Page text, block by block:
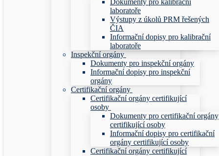
Dokumenty pro kalibrační
laboratoře
Výstupy z úkolů PRM řešených
ČIA
Informační dopisy pro kalibrační
laboratoře
Inspekční orgány
Dokumenty pro inspekční orgány
Informační dopisy pro inspekční
orgány
Certifikační orgány
Certifikační orgány certifikující
osoby
Dokumenty pro certifikační orgány
certifikující osoby
Informační dopisy pro certifikační
orgány certifikující osoby
Certifikační orgány certifikující